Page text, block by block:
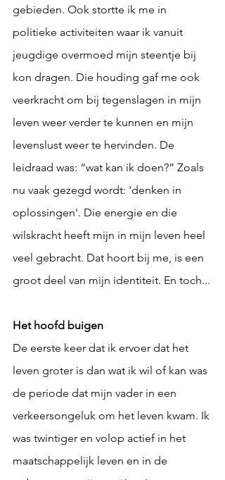
gebieden. Ook stortte ik me in
politieke activiteiten waar ik vanuit
jeugdige overmoed mijn steentje bij
kon dragen. Die houding gaf me ook
veerkracht om bij tegenslagen in mijn
leven weer verder te kunnen en mijn
levenslust weer te hervinden. De
leidraad was: “wat kan ik doen?” Zoals
nu vaak gezegd wordt: 'denken in
oplossingen'. Die energie en die
wilskracht heeft mijn in mijn leven heel
veel gebracht. Dat hoort bij me, is een
groot deel van mijn identiteit. En toch...
Het hoofd buigen
De eerste keer dat ik ervoer dat het
leven groter is dan wat ik wil of kan was
de periode dat mijn vader in een
verkeersongeluk om het leven kwam. Ik
was twintiger en volop actief in het
maatschappelijk leven en in de